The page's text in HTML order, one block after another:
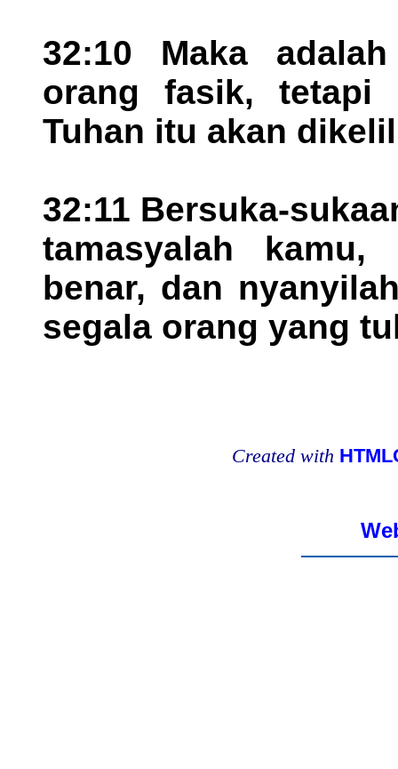
32:10 Maka
orang fasik, tetapi
Tuhan itu akan
32:11 Bersuka-
tamasyalah
benar, dan
segala orang yang
Created with